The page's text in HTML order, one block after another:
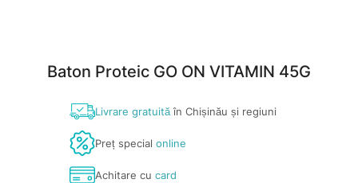
Baton Proteic GO ON VITAMIN 45G
Livrare gratuităîn Chișinău și regiuni
Preț special online
Achitare cu card